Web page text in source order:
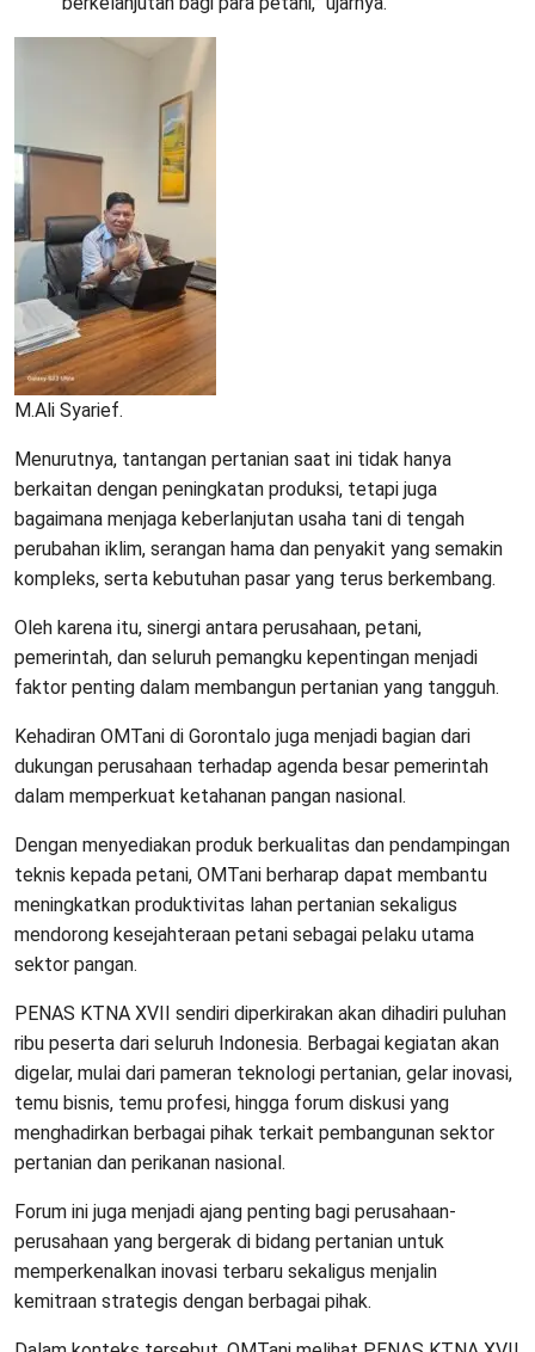
M.Ali Syarief.
Menurutnya, tantangan pertanian saat ini tidak hanya
berkaitan dengan peningkatan produksi, tetapi juga
bagaimana menjaga keberlanjutan usaha tani di tengah
perubahan iklim, serangan hama dan penyakit yang semakin
kompleks, serta kebutuhan pasar yang terus berkembang.
Oleh karena itu, sinergi antara perusahaan, petani,
pemerintah, dan seluruh pemangku kepentingan menjadi
faktor penting dalam membangun pertanian yang tangguh.
Kehadiran OMTani di Gorontalo juga menjadi bagian dari
dukungan perusahaan terhadap agenda besar pemerintah
dalam memperkuat ketahanan pangan nasional.
Dengan menyediakan produk berkualitas dan pendampingan
teknis kepada petani, OMTani berharap dapat membantu
meningkatkan produktivitas lahan pertanian sekaligus
mendorong kesejahteraan petani sebagai pelaku utama
sektor pangan.
PENAS KTNA XVII sendiri diperkirakan akan dihadiri puluhan
ribu peserta dari seluruh Indonesia. Berbagai kegiatan akan
digelar, mulai dari pameran teknologi pertanian, gelar inovasi,
temu bisnis, temu profesi, hingga forum diskusi yang
menghadirkan berbagai pihak terkait pembangunan sektor
pertanian dan perikanan nasional.
Forum ini juga menjadi ajang penting bagi perusahaan-
perusahaan yang bergerak di bidang pertanian untuk
memperkenalkan inovasi terbaru sekaligus menjalin
kemitraan strategis dengan berbagai pihak.